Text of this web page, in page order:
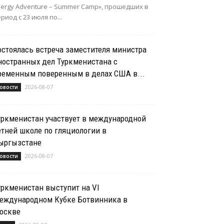
Adventure – Summer Camp», прошедших в
с 23 июля по...
встреча заместителя министра
дел Туркменистана с
поверенным в делах США в...
2026-08-07
участвует в международной
школе по гляциологии в
2026-08-07
выступит на VI
Кубке Ботвинника в